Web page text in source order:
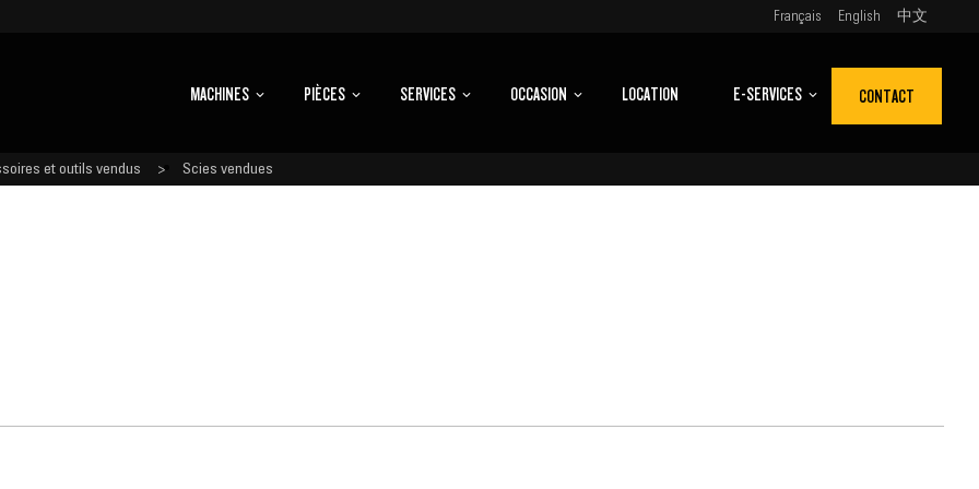
Français English 中文
MACHINES PIÈCES SERVICES OCCASION LOCATION E-SERVICES CONTACT
et outils vendus Scies vendues